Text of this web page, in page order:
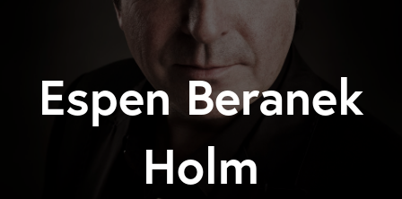
Espen Beranek
Holm